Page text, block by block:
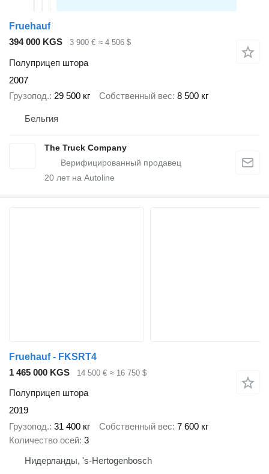
Fruehauf
394 000 KGS
3 900 € ≈ 4 506 $
Полуприцеп штора
2007
Грузопод. 29 500 кг Собственный вес 8 500 кг
Бельгия
The Truck Company
20 лет на Autoline
Fruehauf - FKSRT4
1 465 000 KGS
14 500 € ≈ 16 750 $
Полуприцеп штора
2019
Грузопод. 31 400 кг Собственный вес 7 600 кг
Количество осей 3
Нидерланды, 's-Hertogenbosch